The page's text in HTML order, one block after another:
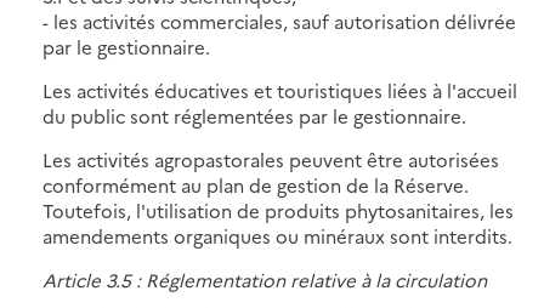
- les activités commerciales, sauf autorisation délivrée
par le gestionnaire.
Les activités éducatives et touristiques liées à l'accueil
du public sont réglementées par le gestionnaire.
Les activités agropastorales peuvent être autorisées
conformément au plan de gestion de la Réserve.
Toutefois, l'utilisation de produits phytosanitaires, les
amendements organiques ou minéraux sont interdits.
Article 3.5 : Réglementation relative à la circulation